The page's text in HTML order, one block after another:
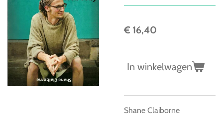
€ 16,40
In winkelwagen
Shane Claiborne